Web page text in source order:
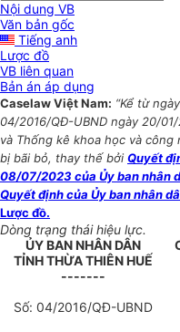
Nội dung VB
Văn bản gốc
Tiếng anh
Lược đồ
VB liên quan
Bản án áp dụng
Caselaw Việt Nam: “Kể từ
04/2016/QĐ-UBND ngày 20/
và Thống kê khoa học và
bị bãi bỏ, thay thế bởi Quyết
08/07/2023 của Ủy ban nhân
Quyết định của Ủy ban nhân
Lược đồ.
Dòng trạng thái hiệu lực.
ỦY BAN NHÂN DÂN
TỈNHTHỪA THIÊN HUẾ
-------
Số: 04/2016/QĐ-UBND